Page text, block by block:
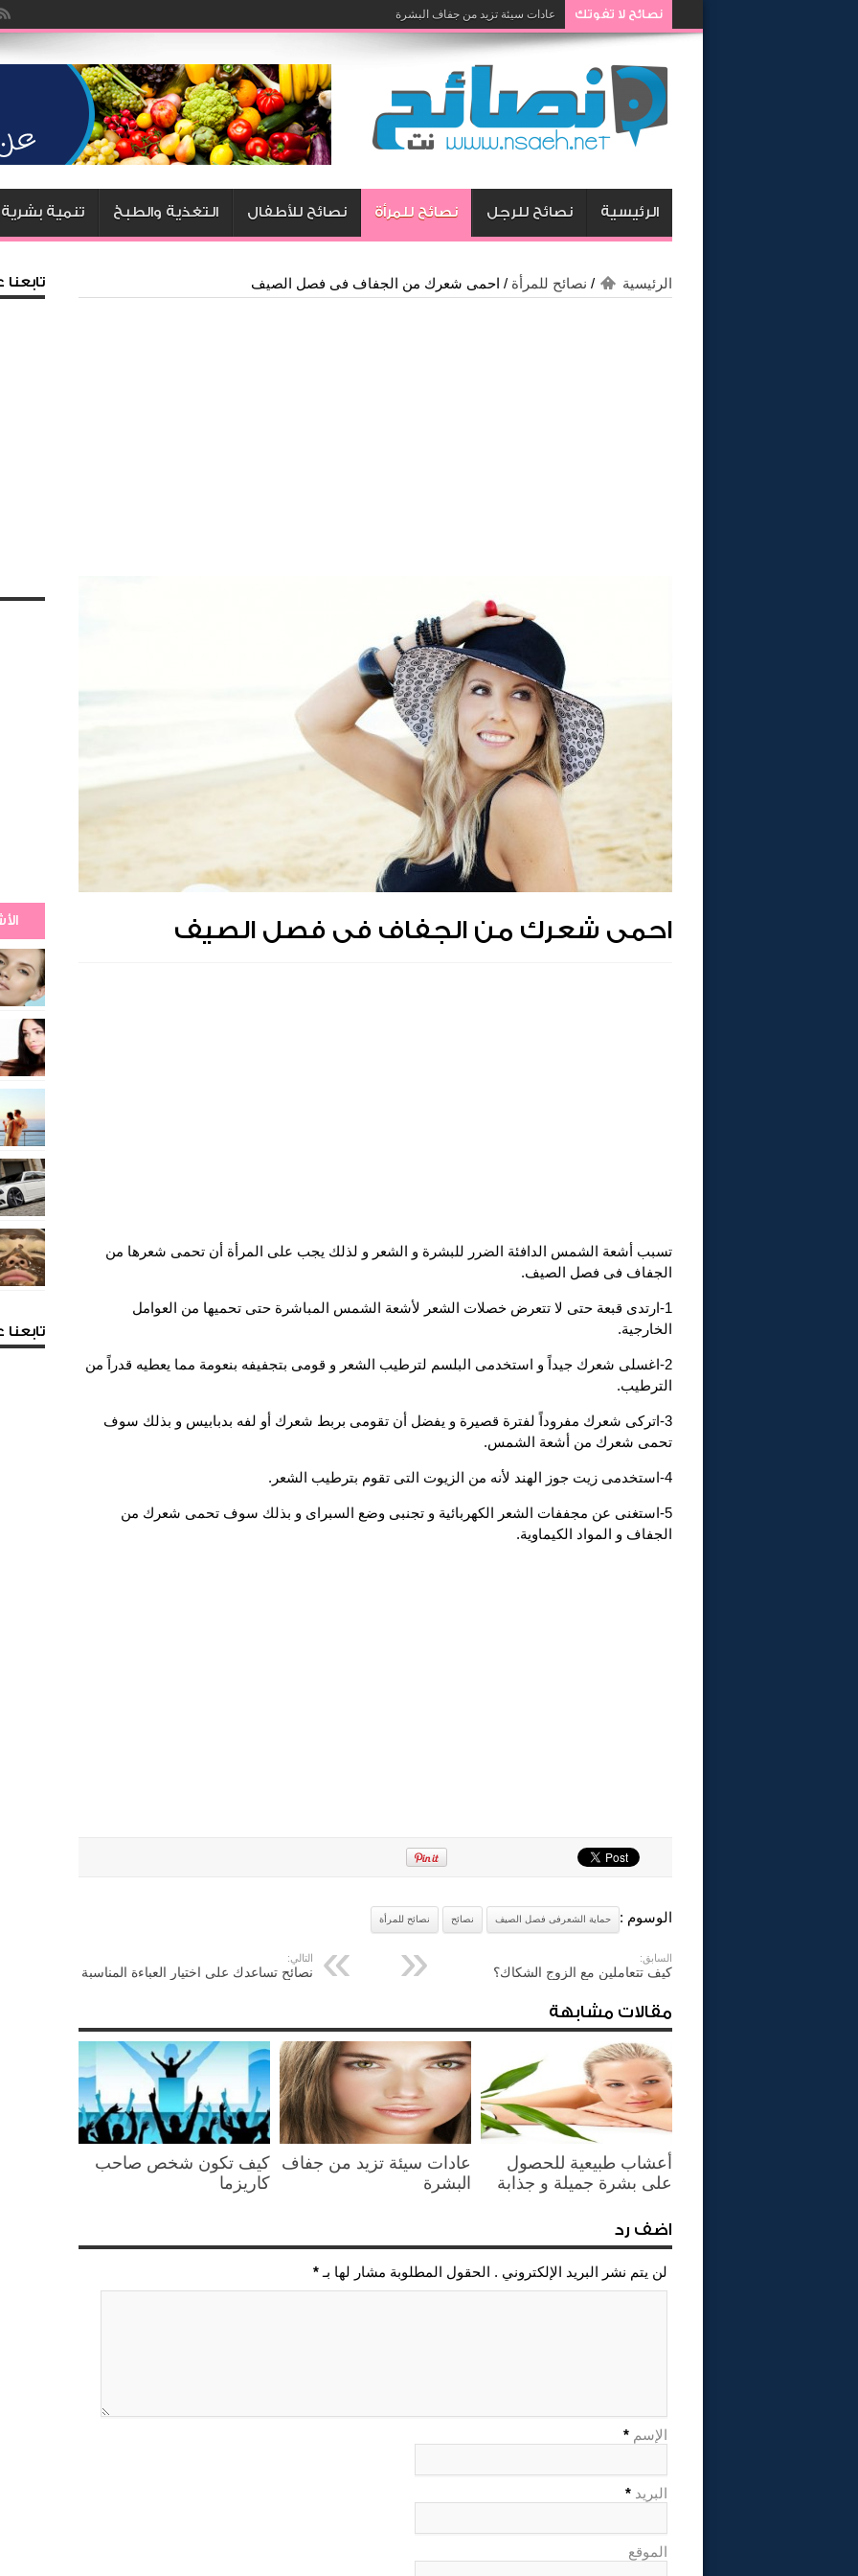
نصائح لا تفوتك عادات سيئة تزيد من جفاف البشرة
الرئيسية نصائح للرجل نصائح للمرأة نصائح للأطفال التغذية والطبخ تنمية بشرية
الرئيسية / نصائح للمرأة / احمى شعرك من الجفاف فى فصل الصيف
احمى شعرك من الجفاف فى فصل الصيف
تسبب أشعة الشمس الدافئة الضرر للبشرة و الشعر و لذلك يجب على المرأة أن تحمى شعرها من
الجفاف فى فصل الصيف.
1-ارتدى قبعة حتى لا تتعرض خصلات الشعر لأشعة الشمس المباشرة حتى تحميها من العوامل
الخارجية.
2-اغسلى شعرك جيداً و استخدمى البلسم لترطيب الشعر و قومى بتجفيفه بنعومة مما يعطيه قدراً من
الترطيب.
3-اتركى شعرك مفروداً لفترة قصيرة و يفضل أن تقومى بربط شعرك أو لفه بدبابيس و بذلك سوف
تحمى شعرك من أشعة الشمس.
4-استخدمى زيت جوز الهند لأنه من الزيوت التى تقوم بترطيب الشعر.
5-استغنى عن مجففات الشعر الكهربائية و تجنبى وضع السبراى و بذلك سوف تحمى شعرك من
الجفاف و المواد الكيماوية.
الوسوم : حماية الشعرفى فصل الصيف نصائح نصائح للمرأة
السابق:
كيف تتعاملين مع الزوج الشكاك؟
التالي:
نصائح تساعدك على اختيار العباءة المناسبة
مقالات مشابهة
أعشاب طبيعية للحصول
على بشرة جميلة و جذابة
عادات سيئة تزيد من جفاف
البشرة
كيف تكون شخص صاحب
كاريزما
اضف رد
لن يتم نشر البريد الإلكتروني . الحقول المطلوبة مشار لها بـ*
الإسم *
البريد *
الموقع